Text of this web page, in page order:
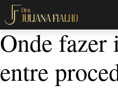
Onde fazer
entre